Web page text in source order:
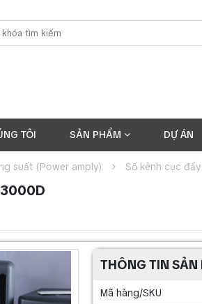
TÔI SẢN PHẨM DỰ ÁN
suất (Power amply) Số kênh cục đẩy
THÔNG TIN SẢN
Mã hàng/SKU